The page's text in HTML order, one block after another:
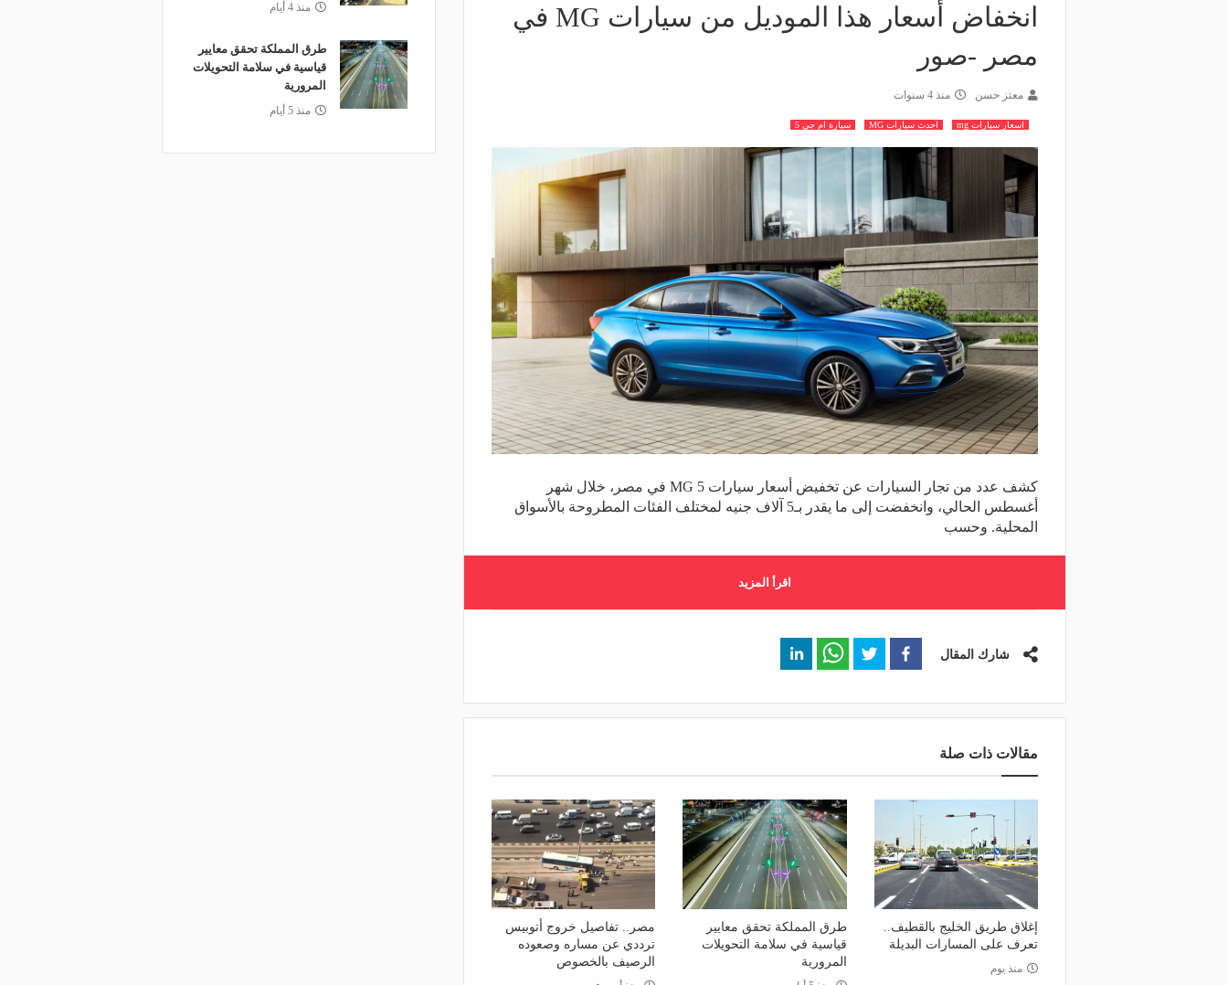
انخفاض أسعار هذا الموديل من سيارات MG في
مصر -صور
معتز حسن منذ 4 سنوات
اسعار سيارات mg احدث سيارات MG سيارة ام جي 5
كشف عدد من تجار السيارات عن تخفيض أسعار سيارات MG 5 في مصر، خلال شهر
أغسطس الحالي، وانخفضت إلى ما يقدر بـ5 آلاف جنيه لمختلف الفئات المطروحة بالأسواق
المحلية. وحسب
اقرأ المزيد
شارك المقال
مقالات ذات صلة
إغلاق طريق الخليج بالقطيف..
تعرف على المسارات البديلة
منذ يوم
طرق المملكة تحقق معايير
قياسية في سلامة التحويلات
المرورية
مصر.. تفاصيل خروج أتوبيس
ترددي عن مساره وصعوده
الرصيف بالخصوص
منذ 4 أيام
طرق المملكة تحقق معايير
قياسية في سلامة التحويلات
المرورية
منذ 5 أيام